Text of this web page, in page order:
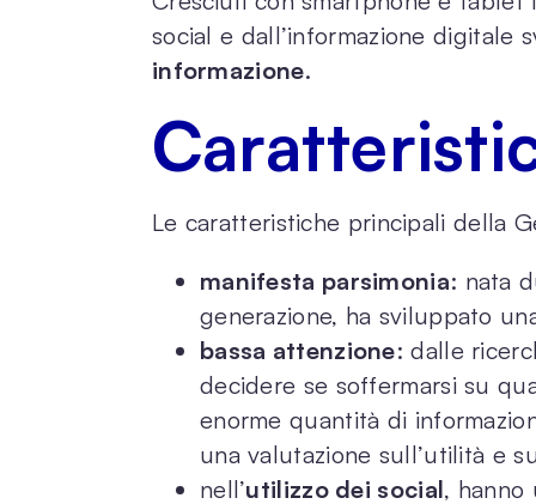
social e dall’informazione digitale
informazione.
Le caratteristiche principali della
manifesta parsimonia: nata
generazione, ha sviluppato
bassa attenzione: dalle
decidere se soffermarsi su
enorme quantità di
una valutazione sull’utilità e
nell’utilizzo dei social,